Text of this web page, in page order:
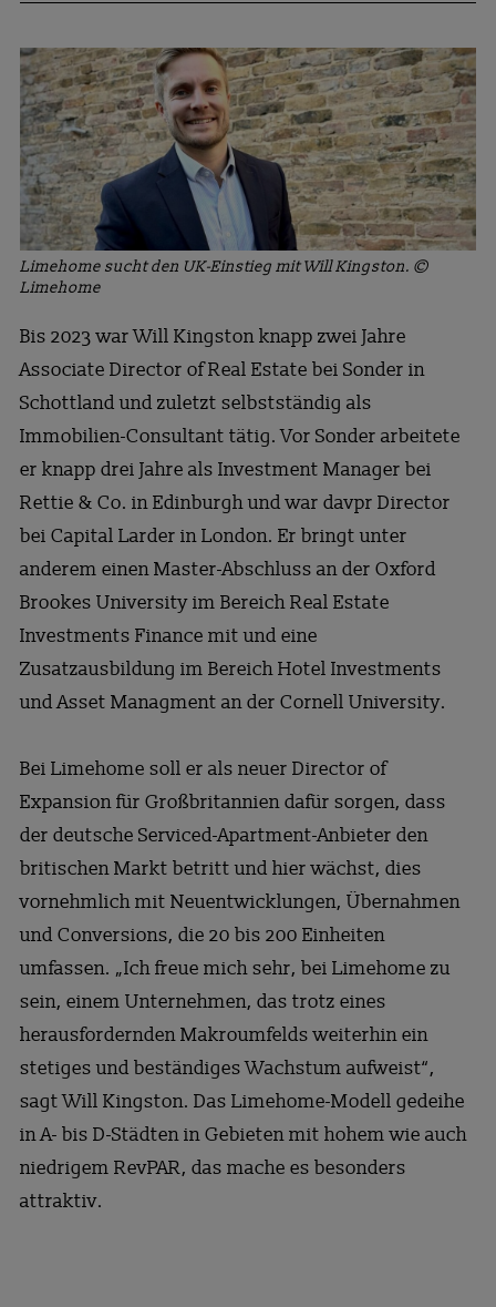
Limehome sucht den UK-Einstieg mit Will Kingston. ©
Limehome
Bis 2023 war Will Kingston knapp zwei Jahre
Associate Director of Real Estate bei Sonder in
Schottland und zuletzt selbstständig als
Immobilien-Consultant tätig. Vor Sonder arbeitete
er knapp drei Jahre als Investment Manager bei
Rettie & Co. in Edinburgh und war davpr Director
bei Capital Larder in London. Er bringt unter
anderem einen Master-Abschluss an der Oxford
Brookes University im Bereich Real Estate
Investments Finance mit und eine
Zusatzausbildung im Bereich Hotel Investments
und Asset Managment an der Cornell University.
Bei Limehome soll er als neuer Director of
Expansion für Großbritannien dafür sorgen, dass
der deutsche Serviced-Apartment-Anbieter den
britischen Markt betritt und hier wächst, dies
vornehmlich mit Neuentwicklungen, Übernahmen
und Conversions, die 20 bis 200 Einheiten
umfassen. „Ich freue mich sehr, bei Limehome zu
sein, einem Unternehmen, das trotz eines
herausfordernden Makroumfelds weiterhin ein
stetiges und beständiges Wachstum aufweist“,
sagt Will Kingston. Das Limehome-Modell gedeihe
in A- bis D-Städten in Gebieten mit hohem wie auch
niedrigem RevPAR, das mache es besonders
attraktiv.